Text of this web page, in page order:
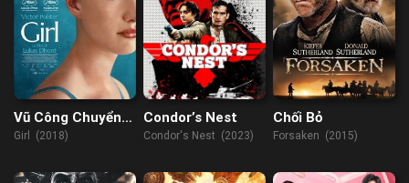
Vũ Công Chuyển
Giới
Girl (2018)
Condor’s Nest
Condor's Nest (2023)
Chối Bỏ
Forsaken (2015)